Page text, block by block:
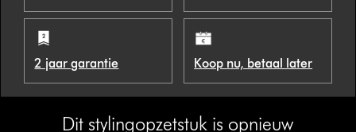
2 jaar garantie Koop nu, betaal later
Dit stylingopzetstuk is opnieuw